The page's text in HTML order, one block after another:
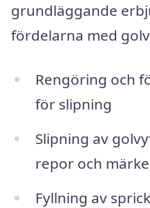
grundläggande
fördelarna med
Rengöring och
för slipning
Slipning av
repor och
Fyllning av